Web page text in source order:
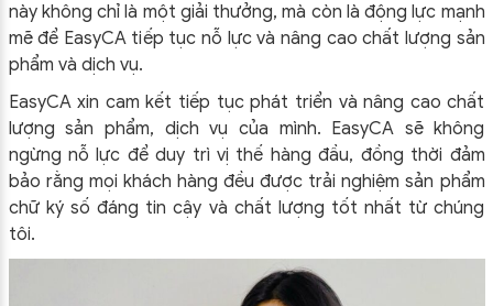
này không chỉ là một giải thưởng, mà còn là động lực mạnh
mẽ để EasyCA tiếp tục nỗ lực và nâng cao chất lượng sản
phẩm và dịch vụ.
EasyCA xin cam kết tiếp tục phát triển và nâng cao chất
lượng sản phẩm, dịch vụ của mình. EasyCA sẽ không
ngừng nỗ lực để duy trì vị thế hàng đầu, đồng thời đảm
bảo rằng mọi khách hàng đều được trải nghiệm sản phẩm
chữ ký số đáng tin cậy và chất lượng tốt nhất từ chúng
tôi.